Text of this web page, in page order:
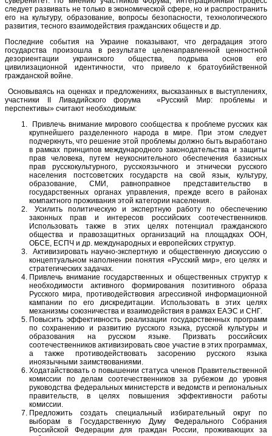
следует развивать не только в экономической сфере, но и распространить
его на культуру, образование, вопросы безопасности, технологического
развития, тесного взаимодействия гражданских обществ и др.
Последние события на Украине показывают, что деградация этого
государства произошла в результате целенаправленной ценностной
дезориентации украинского общества, подрыва основ его
цивилизационной идентичности, что привело к братоубийственной
гражданской войне.
Основываясь на оценках и предложениях, высказанных в выступлениях,
участники II Ливадийского форума «Русский Мир: проблемы и
перспективы» считают необходимым:
Привлечь внимание мирового сообщества к проблеме русских как
крупнейшего разделенного народа в мире. При этом следует
подчеркнуть, что решение этой проблемы должно быть выработано
в рамках принципов международного законодательства и защиты
прав человека, путем неукоснительного обеспечения базисных
прав русскокультурного, русскоязычного и этнически русского
населения постсоветских государств на свой язык, культуру,
образование, СМИ, равноправное представительство в
государственных органах управления, прежде всего в районах
компактного проживания этой категории населения.
Усилить политическую и экспертную работу по обеспечению
законных прав и интересов российских соотечественников.
Использовать также в этих целях потенциал гражданского
общества и правозащитных организаций на площадках ООН,
ОБСЕ, ЕСПЧ и др. международных и европейских структур.
Активизировать научно-экспертную и общественную дискуссию о
концептуальном наполнении понятия «Русский мир», его целях и
стратегических задачах.
Привлечь внимание государственных и общественных структур к
необходимости активного формирования позитивного образа
Русского мира, противодействовия агрессивной информационной
кампании по его дискредитации. Использовать в этих целях
механизмы союзничества и взаимодействия в рамках ЕАЭС и СНГ.
Повысить эффективность реализации государственных программ
по сохранению и развитию русского языка, русской культуры и
образования на русском языке. Призвать российских
соотечественников активизировать свое участие в этих программах,
а также противодействовать засорению русского языка
иноязычными заимствованиями.
Ходатайствовать о повышении статуса членов Правительственной
комиссии по делам соотечественников за рубежом до уровня
руководства федеральных министерств и ведомств и региональных
правительств, в целях повышения эффективности работы
комиссии.
Предложить создать специальный избирательный округ по
выборам в Государственную Думу Федерального Собрания
Российской Федерации для граждан России, проживающих за